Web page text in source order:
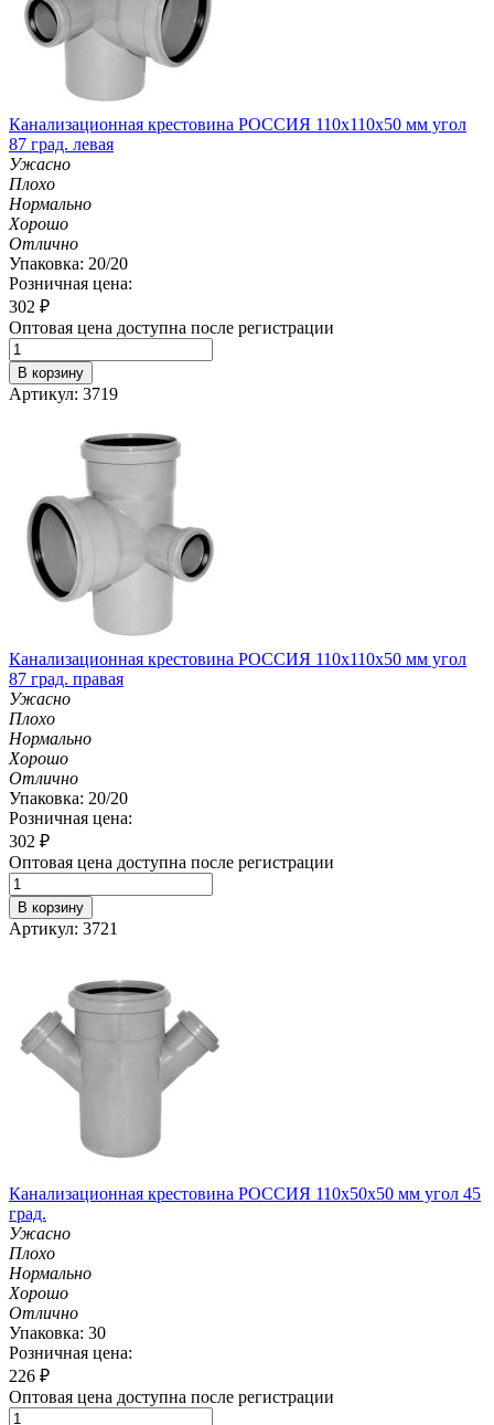
Канализационная крестовина РОССИЯ 110х110х50 мм угол
87 град. левая
Ужасно
Плохо
Нормально
Хорошо
Отлично
Упаковка: 20/20
Розничная цена:
302 ₽
Оптовая цена доступна после регистрации
В корзину
Артикул: 3719
Канализационная крестовина РОССИЯ 110х110х50 мм угол
87 град. правая
Ужасно
Плохо
Нормально
Хорошо
Отлично
Упаковка: 20/20
Розничная цена:
302 ₽
Оптовая цена доступна после регистрации
В корзину
Артикул: 3721
Канализационная крестовина РОССИЯ 110х50х50 мм угол 45
град.
Ужасно
Плохо
Нормально
Хорошо
Отлично
Упаковка: 30
Розничная цена:
226 ₽
Оптовая цена доступна после регистрации